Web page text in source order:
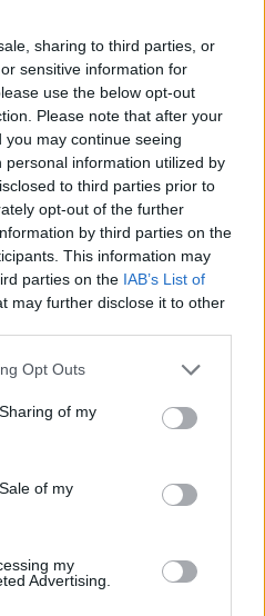
sharing to third parties, or
sensitive information for
use the below opt-out
Please note that after your
may continue seeing
information utilized by
to third parties prior to
opt-out of the further
by third parties on the
This information may
parties on the IAB’s List of
may further disclose it to other
Opt Outs
of my
of my
my
Advertising.
από την ΔΕΗ το
Πλαστήρα για
του οικισμού Αγ.
αξιοποίησης του οικισμού
ερωτήματος ο κ.
Μπίτσιος
να μιλά για προσπάθεια
άκαρπη.
21 Απρ 2026